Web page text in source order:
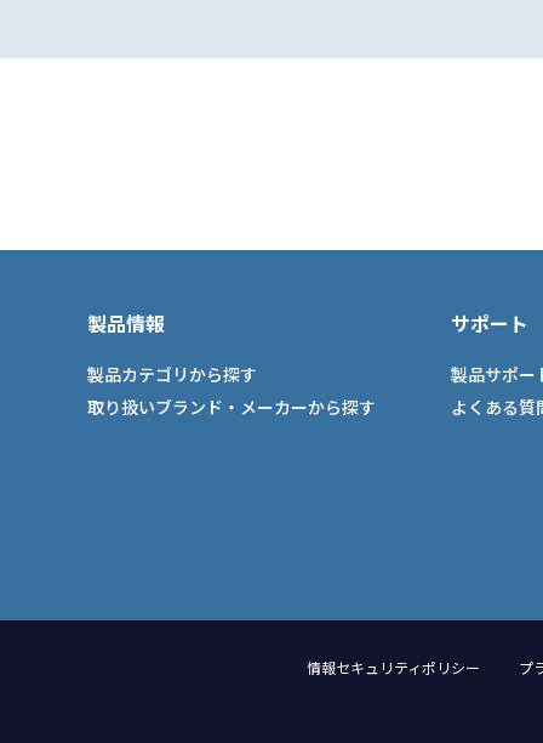
製品情報
製品カテゴリから探す
取り扱いブランド・メーカーから探す
サポート
製品サポー
よくある質
情報セキュリティポリシー プ